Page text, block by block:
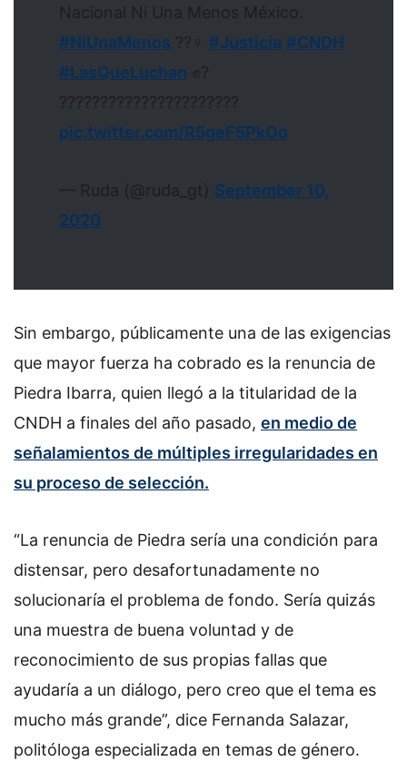
Nacional Ni Una Menos México.
#NiUnaMenos ??‍♀️ #Justicia #CNDH
#LasQueLuchan ✊?
??????????????????????
pic.twitter.com/R5geF5PkOo
— Ruda (@ruda_gt) September 10,
2020
Sin embargo, públicamente una de las exigencias
que mayor fuerza ha cobrado es la renuncia de
Piedra Ibarra, quien llegó a la titularidad de la
CNDH a finales del año pasado, en medio de
señalamientos de múltiples irregularidades en
su proceso de selección.
“La renuncia de Piedra sería una condición para
distensar, pero desafortunadamente no
solucionaría el problema de fondo. Sería quizás
una muestra de buena voluntad y de
reconocimiento de sus propias fallas que
ayudaría a un diálogo, pero creo que el tema es
mucho más grande”, dice Fernanda Salazar,
politóloga especializada en temas de género.